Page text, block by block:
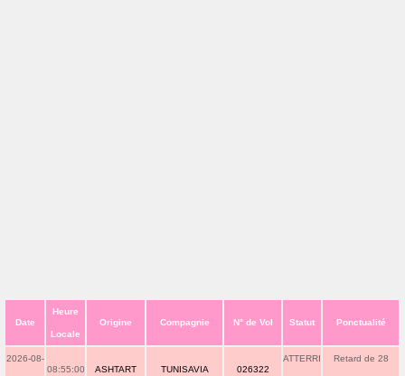
Date
Heure
Locale
Origine Compagnie N° de Vol Statut Ponctualité
2026-08-
08:55:00 ASHTART TUNISAVIA 026322
ATTERRI Retard de 28